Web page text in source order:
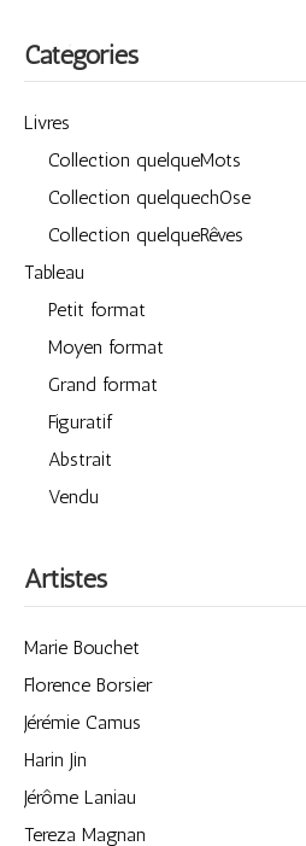
Catégories
Livres
Collection quelqueMots
Collection quelquechOse
Collection quelqueRêves
Tableau
Petit format
Moyen format
Grand format
Figuratif
Abstrait
Vendu
Artistes
Marie Bouchet
Florence Borsier
Jérémie Camus
Harin Jin
Jérôme Laniau
Tereza Magnan